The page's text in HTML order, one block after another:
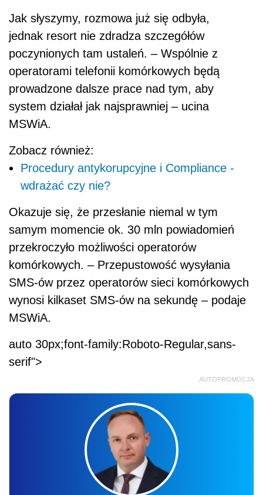
Jak słyszymy, rozmowa już się odbyła,
jednak resort nie zdradza szczegółów
poczynionych tam ustaleń. – Wspólnie z
operatorami telefonii komórkowych będą
prowadzone dalsze prace nad tym, aby
system działał jak najsprawniej – ucina
MSWiA.
Zobacz również:
Procedury antykorupcyjne i Compliance -
wdrażać czy nie?
Okazuje się, że przesłanie niemal w tym
samym momencie ok. 30 mln powiadomień
przekroczyło możliwości operatorów
komórkowych. – Przepustowość wysyłania
SMS-ów przez operatorów sieci komórkowych
wynosi kilkaset SMS-ów na sekundę – podaje
MSWiA.
auto 30px;font-family:Roboto-Regular,sans-
serif">
AUTOPROMOCJA